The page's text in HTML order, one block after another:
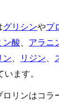
グリシンやプ
ン酸、 アラニ
ン、 リジン、
います。
ロリンはコラ